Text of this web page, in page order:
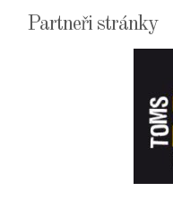
Partneři stránky